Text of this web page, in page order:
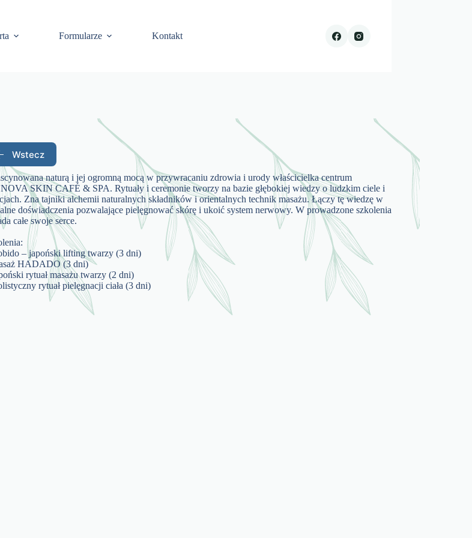
Formularze Kontakt
Wstecz
naturą i jej ogromną mocą w przywracaniu zdrowia i urody właścicielka centrum
SKIN CAFÉ & SPA. Rytuały i ceremonie tworzy na bazie głębokiej wiedzy o ludzkim ciele i
Zna tajniki alchemii naturalnych składników i orientalnych technik masażu. Łączy tę wiedzę w
doświadczenia pozwalające pielęgnować skórę i ukoić system nerwowy. W prowadzone szkolenia
całe swoje serce.
– japoński lifting twarzy (3 dni)
HADADO (3 dni)
rytuał masażu twarzy (2 dni)
rytuał pielęgnacji ciała (3 dni)